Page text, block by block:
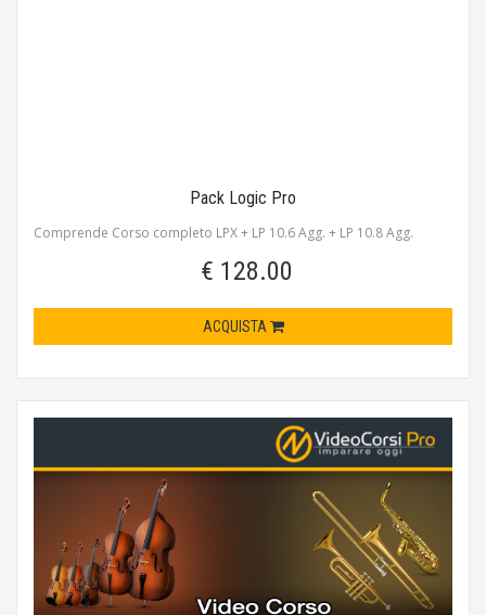
Pack Logic Pro
Comprende Corso completo LPX + LP 10.6 Agg. + LP 10.8 Agg.
€ 128.00
ACQUISTA